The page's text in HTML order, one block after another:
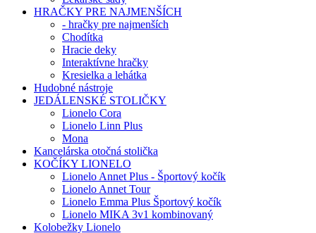
HRAČKY PRE NAJMENŠÍCH
- hračky pre najmenších
Chodítka
Hracie deky
Interaktívne hračky
Kresielka a lehátka
Hudobné nástroje
JEDÁLENSKÉ STOLIČKY
Lionelo Cora
Lionelo Linn Plus
Mona
Kancelárska otočná stolička
KOČÍKY LIONELO
Lionelo Annet Plus - Športový kočík
Lionelo Annet Tour
Lionelo Emma Plus Športový kočík
Lionelo MIKA 3v1 kombinovaný
Kolobežky Lionelo